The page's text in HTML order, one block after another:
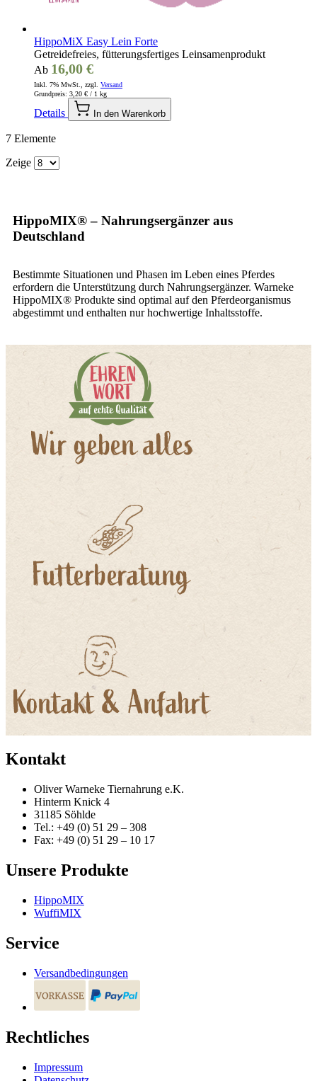
HippoMiX Easy Lein Forte
Getreidefreies, fütterungsfertiges Leinsamenprodukt
Ab 16,00 €
Inkl. 7% MwSt., zzgl. Versand
Grundpreis: 3,20 € / 1 kg
Details In den Warenkorb
7 Elemente
Zeige
HippoMIX® – Nahrungsergänzer aus
Deutschland
Bestimmte Situationen und Phasen im Leben eines Pferdes
erfordern die Unterstützung durch Nahrungsergänzer. Warneke
HippoMIX® Produkte sind optimal auf den Pferdeorganismus
abgestimmt und enthalten nur hochwertige Inhaltsstoffe.
Kontakt
Oliver Warneke Tiernahrung e.K.
Hinterm Knick 4
31185 Söhlde
Tel.: +49 (0) 51 29 – 308
Fax: +49 (0) 51 29 – 10 17
Unsere Produkte
HippoMIX
WuffiMIX
Service
Versandbedingungen
Rechtliches
Impressum